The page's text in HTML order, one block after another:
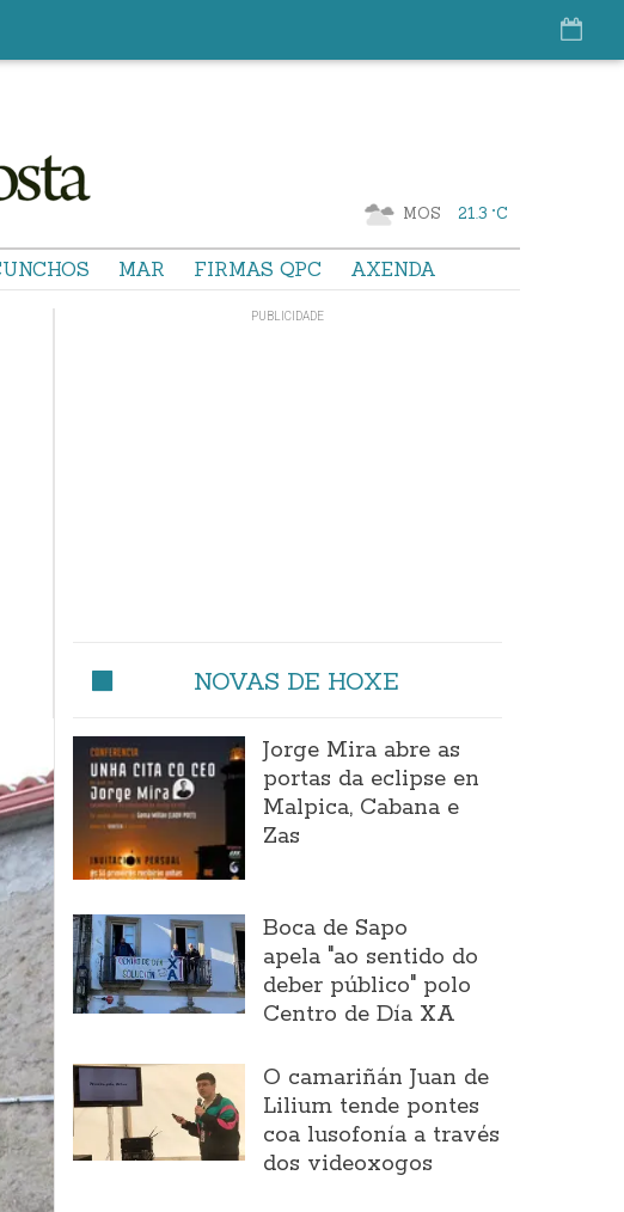
MOS 21.3 °C
MAR FIRMAS QPC AXENDA
NOVAS DE HOXE
Jorge Mira abre as
portas da eclipse en
Malpica, Cabana e
Zas
Boca de Sapo
apela "ao sentido do
deber público" polo
Centro de Día XA
O camariñán Juan de
Lilium tende pontes
coa lusofonía a través
dos videoxogos